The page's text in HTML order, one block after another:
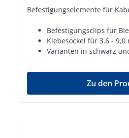
Befestigungselemente für
Befestigungsclips für
Klebesockel für 3,6 - 9,0
Varianten in schwarz
Zu den